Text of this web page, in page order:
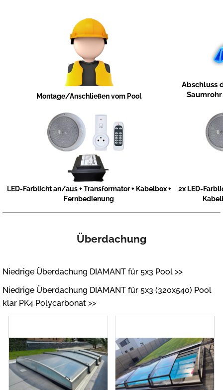
Montage/Anschließen vom Pool
Abschluss
LED-Farblicht an/aus + Transformator + Kabelbox +
Fernbedienung
2x LED-
Überdachung
Niedrige Überdachung DIAMANT für 5x3 Pool >>
Niedrige Überdachung DIAMANT für 5x3 (320x540) Pool
klar PK4 Polycarbonat >>